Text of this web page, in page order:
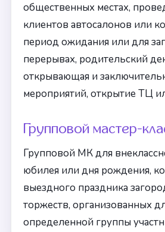
общественных местах,
клиентов автосалонов или
период ожидания или для
перерывах, родительский
открывающая и
мероприятий, открытие ТЦ
Групповой мастер-
Групповой МК для
юбилея или дня рождения,
выездного праздника
торжеств, организованных
определенной группы